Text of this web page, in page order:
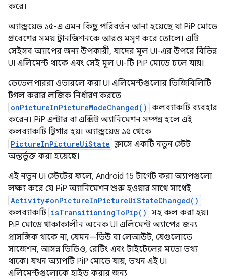
করে।
অ্যান্ড্রয়েড ১৫-এ এমন কিছু পরিবর্তন আনা হয়েছে যা PiP মোডে
প্রবেশের সময় ট্রানজিশনকে আরও মসৃণ করে তোলে। এটি
সেইসব অ্যাপের জন্য উপকারী, যাদের মূল UI-এর উপরে বিভিন্ন
UI এলিমেন্ট থাকে এবং সেই মূল UI-টি PiP মোডে চলে যায়।
ডেভেলপাররা ওভারলে করা UI এলিমেন্টগুলোর ভিজিবিলিটি
টগল করার লজিক নির্ধারণ করতে
onPictureInPictureModeChanged() কলব্যাকটি ব্যবহার
করেন। PiP এন্টার বা এক্সিট অ্যানিমেশন সম্পন্ন হলে এই
কলব্যাকটি ট্রিগার হয়। অ্যান্ড্রয়েড ১৫ থেকে
PictureInPictureUiState ক্লাসে একটি নতুন স্টেট
অন্তর্ভুক্ত করা হয়েছে।
এই নতুন UI স্টেটের ফলে, Android 15 টার্গেট করা অ্যাপগুলো
লক্ষ্য করে যে PiP অ্যানিমেশন শুরু হওয়ার সাথে সাথেই
Activity#onPictureInPictureUiStateChanged()
কলব্যাকটি isTransitioningToPip() সহ কল ​​করা হয়।
PiP মোডে থাকাকালীন অনেক UI এলিমেন্ট অ্যাপের জন্য
প্রাসঙ্গিক থাকে না, যেমন—ভিউ বা লেআউট, যেগুলোতে
সাজেশন, আসন্ন ভিডিও, রেটিং এবং টাইটেলের মতো তথ্য
থাকে। যখন অ্যাপটি PiP মোডে যায়, তখন এই UI
এলিমেন্টগুলোকে হাইড করার জন্য